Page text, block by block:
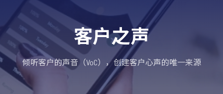
客户之声
倾听客户的声音（VoC），创建客户心声的唯一来源